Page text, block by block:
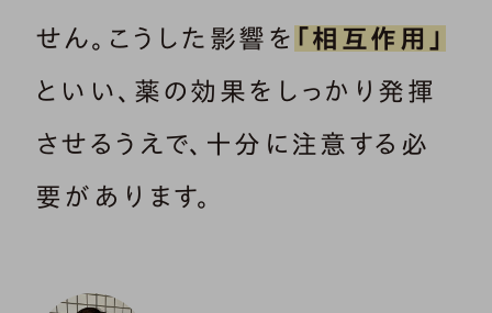
せん。こうした影響を 「相互作用」
といい、薬の効果をしっかり発揮
させるうえで、十分に注意する必
要があります。